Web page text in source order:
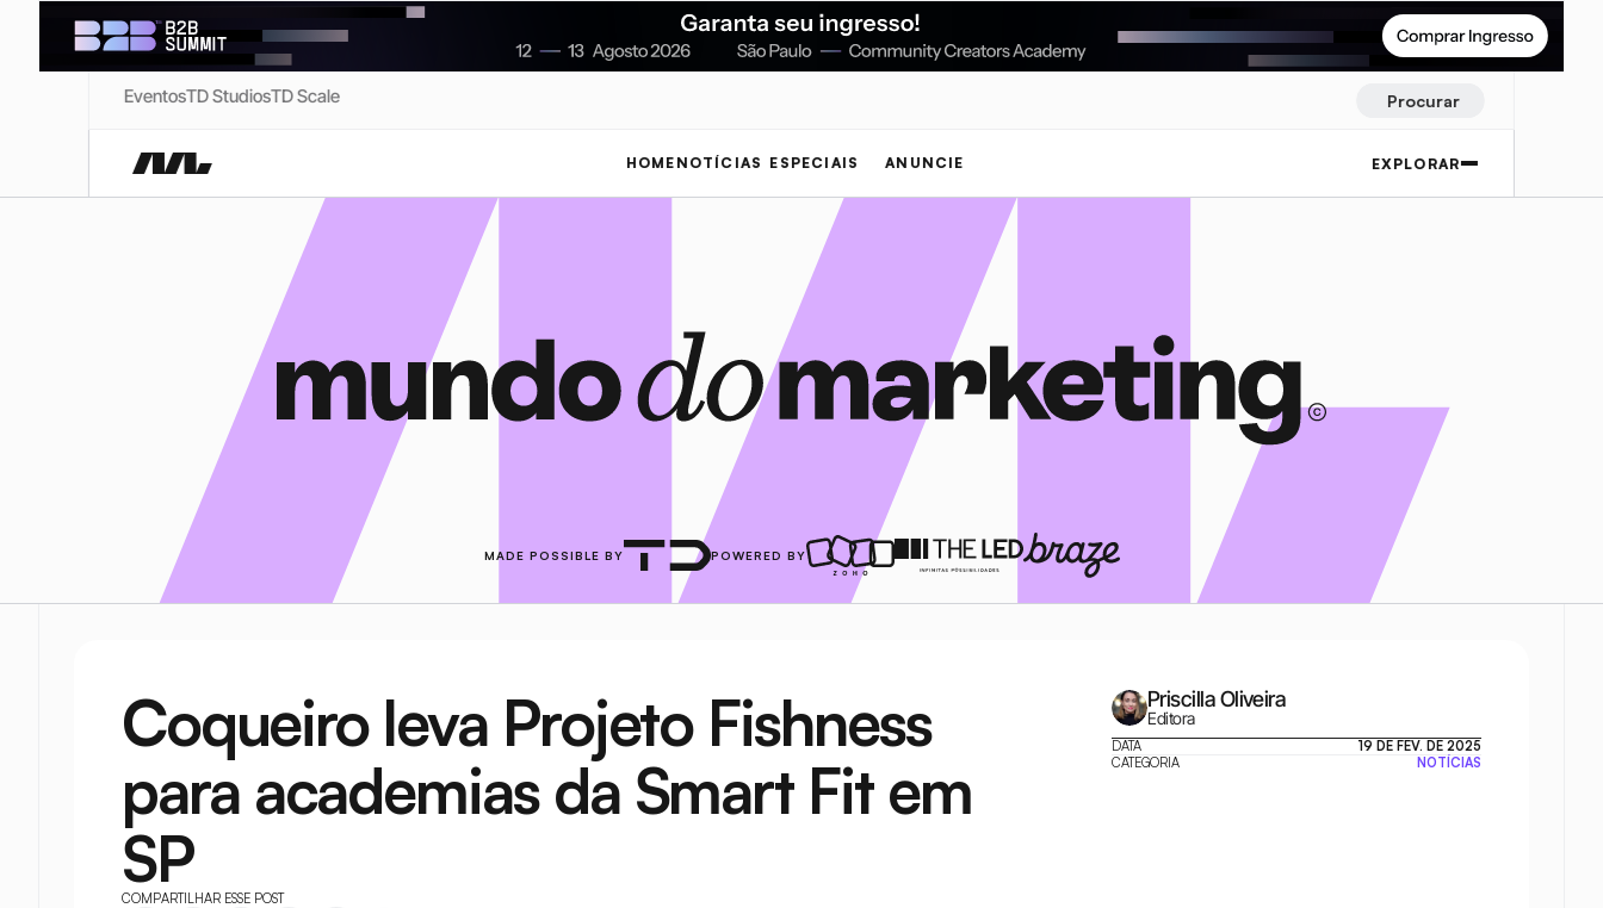
EventosTD StudiosTD Scale Procurar
HOME NOTÍCIAS ESPECIAIS ANUNCIE EXPLORAR
MADE POSSIBLE BY POWERED BY
Coqueiro leva Projeto Fishness
para academias da Smart Fit em
SP
COMPARTILHAR ESSE POST
Priscilla Oliveira
Editora
DATA
19 DE FEV. DE 2025
CATEGORIA
NOTÍCIAS